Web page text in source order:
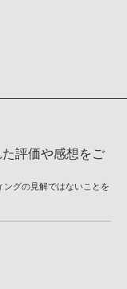
評価や感想をご
グの見解ではないことを